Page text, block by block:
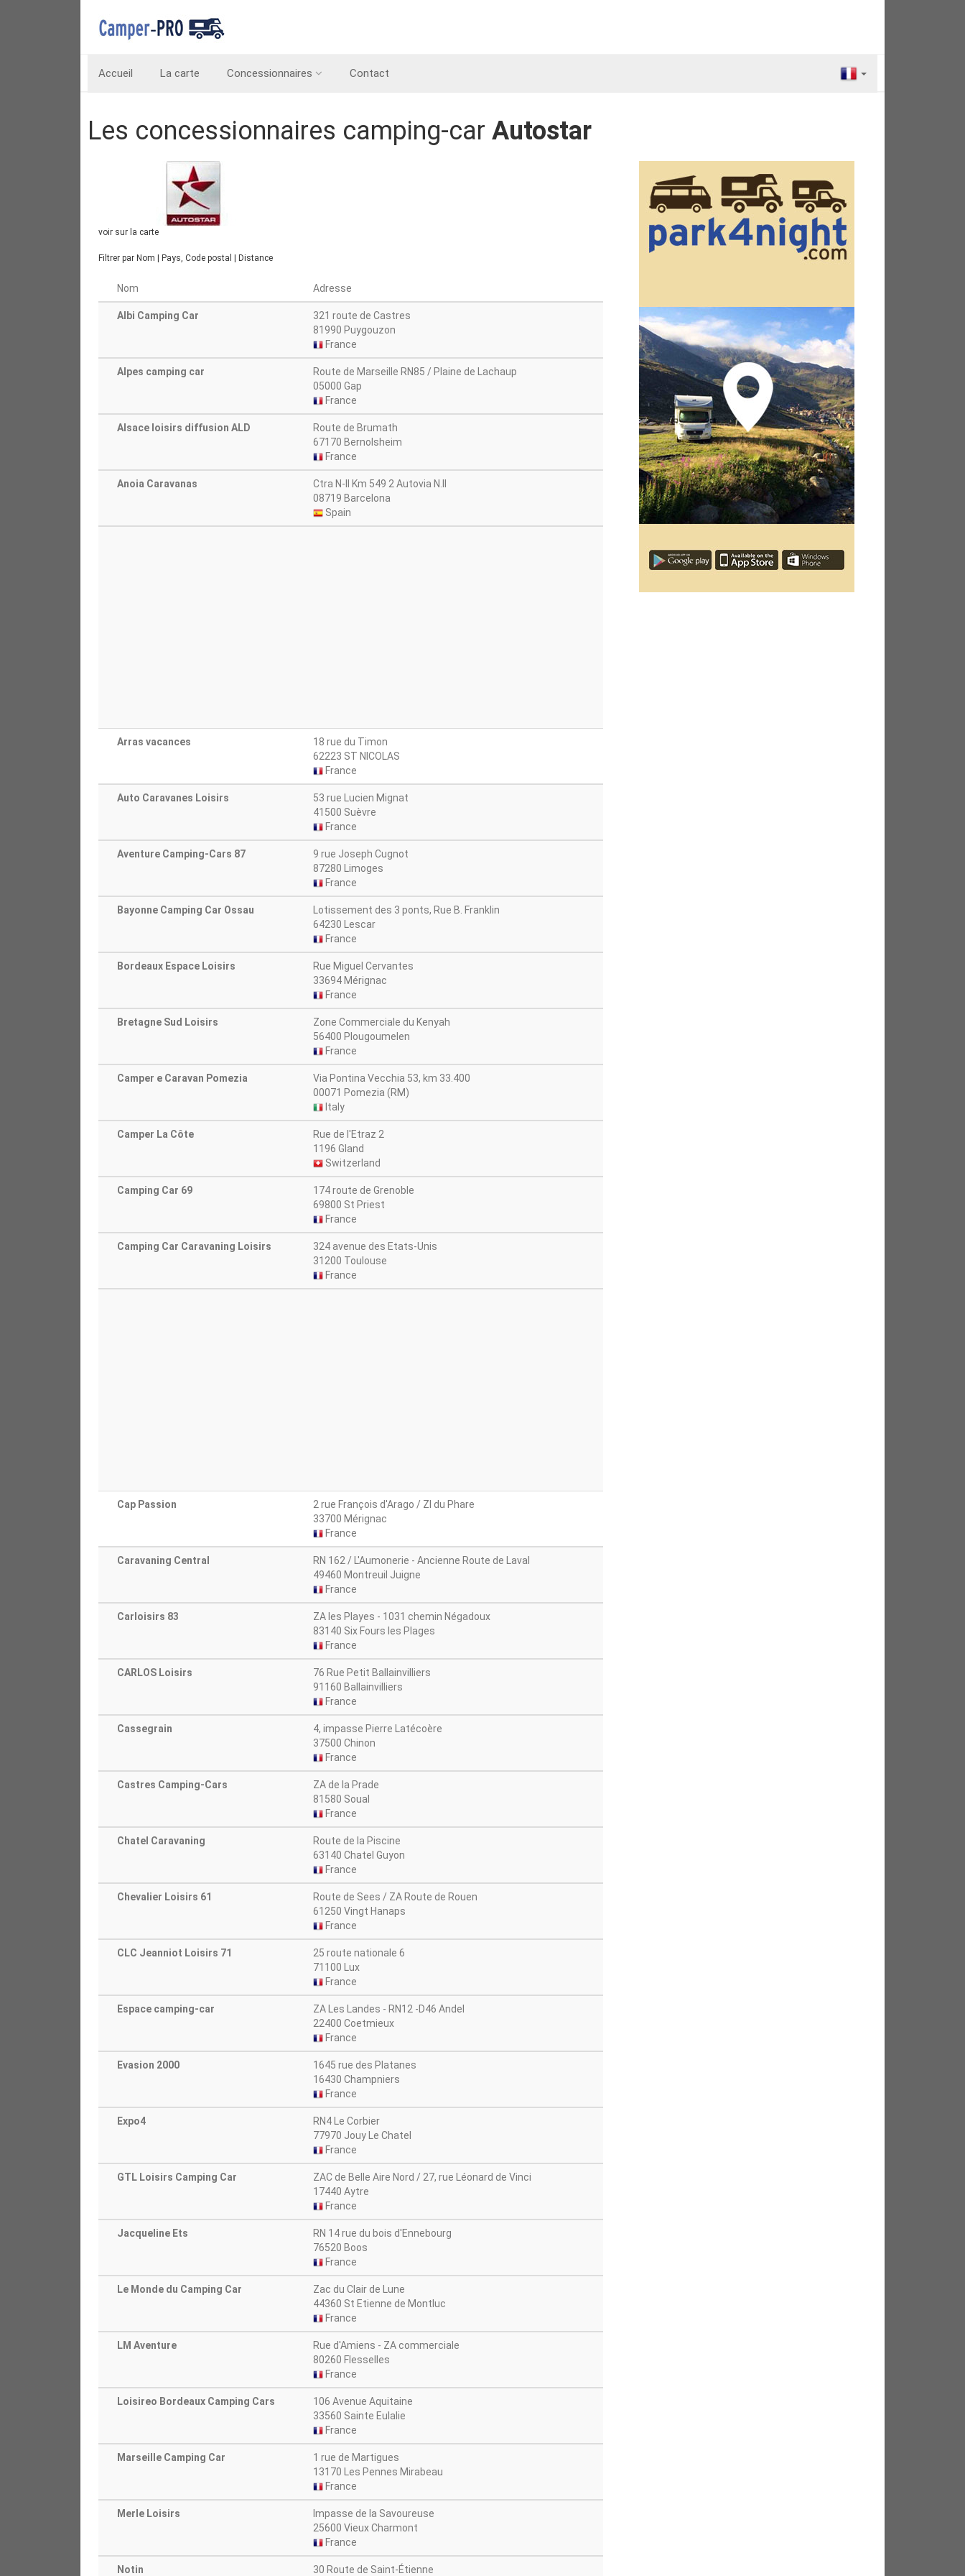
Accueil La carte Concessionnaires Contact
Les concessionnaires camping-car Autostar
voir sur la carte
Filtrer par Nom Pays, Code postal Distance
Nom Adresse
Albi Camping Car
321 route de Castres
81990 Puygouzon
France
Alpes camping car
Route de Marseille RN85 / Plaine de Lachaup
05000 Gap
France
Alsace loisirs diffusion ALD
Route de Brumath
67170 Bernolsheim
France
Anoia Caravanas
Ctra N-II Km 549 2 Autovia N.II
08719 Barcelona
Spain
Arras vacances
18 rue du Timon
62223 ST NICOLAS
France
Auto Caravanes Loisirs
53 rue Lucien Mignat
41500 Suèvre
France
Aventure Camping-Cars 87
9 rue Joseph Cugnot
87280 Limoges
France
Bayonne Camping Car Ossau
Lotissement des 3 ponts, Rue B. Franklin
64230 Lescar
France
Bordeaux Espace Loisirs
Rue Miguel Cervantes
33694 Mérignac
France
Bretagne Sud Loisirs
Zone Commerciale du Kenyah
56400 Plougoumelen
France
Camper e Caravan Pomezia
Via Pontina Vecchia 53, km 33.400
00071 Pomezia (RM)
Italy
Camper La Côte
Rue de l'Etraz 2
1196 Gland
Switzerland
Camping Car 69
174 route de Grenoble
69800 St Priest
France
Camping Car Caravaning Loisirs
324 avenue des Etats-Unis
31200 Toulouse
France
Cap Passion
2 rue François d'Arago / ZI du Phare
33700 Mérignac
France
Caravaning Central
RN 162 / L'Aumonerie - Ancienne Route de Laval
49460 Montreuil Juigne
France
Carloisirs 83
ZA les Playes - 1031 chemin Négadoux
83140 Six Fours les Plages
France
CARLOS Loisirs
76 Rue Petit Ballainvilliers
91160 Ballainvilliers
France
Cassegrain
4, impasse Pierre Latécoère
37500 Chinon
France
Castres Camping-Cars
ZA de la Prade
81580 Soual
France
Chatel Caravaning
Route de la Piscine
63140 Chatel Guyon
France
Chevalier Loisirs 61
Route de Sees / ZA Route de Rouen
61250 Vingt Hanaps
France
CLC Jeanniot Loisirs 71
25 route nationale 6
71100 Lux
France
Espace camping-car
ZA Les Landes - RN12 -D46 Andel
22400 Coetmieux
France
Evasion 2000
1645 rue des Platanes
16430 Champniers
France
Expo4
RN4 Le Corbier
77970 Jouy Le Chatel
France
GTL Loisirs Camping Car
ZAC de Belle Aire Nord / 27, rue Léonard de Vinci
17440 Aytre
France
Jacqueline Ets
RN 14 rue du bois d'Ennebourg
76520 Boos
France
Le Monde du Camping Car
Zac du Clair de Lune
44360 St Etienne de Montluc
France
LM Aventure
Rue d'Amiens - ZA commerciale
80260 Flesselles
France
Loisireo Bordeaux Camping Cars
106 Avenue Aquitaine
33560 Sainte Eulalie
France
Marseille Camping Car
1 rue de Martigues
13170 Les Pennes Mirabeau
France
Merle Loisirs
Impasse de la Savoureuse
25600 Vieux Charmont
France
Notin 30 Route de Saint-Étienne